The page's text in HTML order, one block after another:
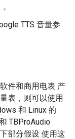
TTS 音量参
件和商用电表 产
表，则可以使用
和 Linux 的
TBProAudio
部分假设 使用这